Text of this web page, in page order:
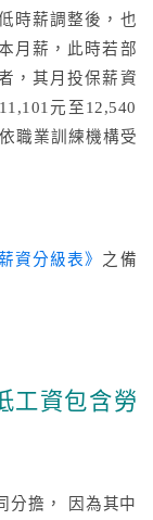
時薪調整後，也
月薪，此時若部
，其月投保薪資
元至12,540
職業訓練機構受
資分級表》 之備
工資包含勞
分擔， 因為其中